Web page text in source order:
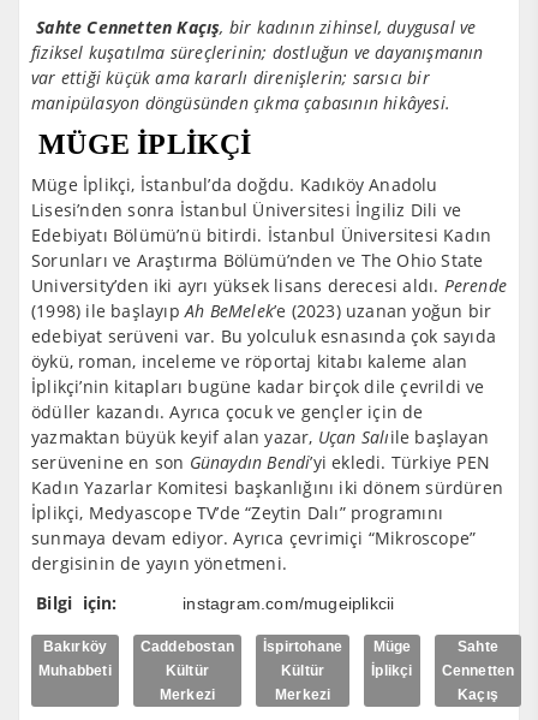
Sahte Cennetten Kaçış, bir kadının zihinsel, duygusal ve
fiziksel kuşatılma süreçlerinin; dostluğun ve dayanışmanın
var ettiği küçük ama kararlı direnişlerin; sarsıcı bir
manipülasyon döngüsünden çıkma çabasının hikâyesi.
MÜGE İPLİKÇİ
Müge İplikçi, İstanbul’da doğdu. Kadıköy Anadolu
Lisesi’nden sonra İstanbul Üniversitesi İngiliz Dili ve
Edebiyatı Bölümü’nü bitirdi. İstanbul Üniversitesi Kadın
Sorunları ve Araştırma Bölümü’nden ve The Ohio State
University’den iki ayrı yüksek lisans derecesi aldı. Perende
(1998) ile başlayıpAh BeMelek’e (2023) uzanan yoğun bir
edebiyat serüveni var. Bu yolculuk esnasında çok sayıda
öykü, roman, inceleme ve röportaj kitabı kaleme alan
İplikçi’nin kitapları bugüne kadar birçok dile çevrildi ve
ödüller kazandı. Ayrıca çocuk ve gençler için de
yazmaktan büyük keyif alan yazar, Uçan Salıile başlayan
serüvenine en son Günaydın Bendi’yi ekledi. Türkiye PEN
Kadın Yazarlar Komitesi başkanlığını iki dönem sürdüren
İplikçi, Medyascope TV’de “Zeytin Dalı” programını
sunmaya devam ediyor. Ayrıca çevrimiçi “Mikroscope”
dergisinin de yayın yönetmeni.
Bilgi için:
instagram.com/mugeiplikcii
Bakırköy
Muhabbeti
Caddebostan
Kültür
Merkezi
İspirtohane
Kültür
Merkezi
Müge
İplikçi
Sahte
Cennetten
Kaçış